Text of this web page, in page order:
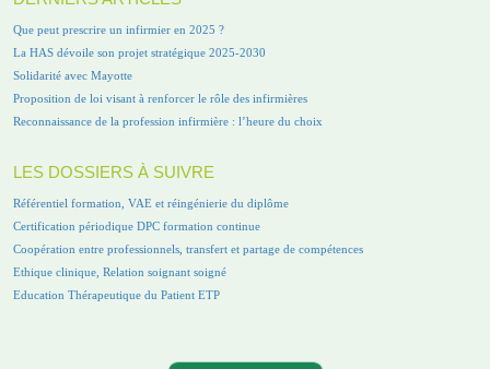
Que peut prescrire un infirmier en 2025 ?
La HAS dévoile son projet stratégique 2025-2030
Solidarité avec Mayotte
Proposition de loi visant à renforcer le rôle des infirmières
Reconnaissance de la profession infirmière : l’heure du choix
LES DOSSIERS À SUIVRE
Référentiel formation, VAE et réingénierie du diplôme
Certification périodique DPC formation continue
Coopération entre professionnels, transfert et partage de compétences
Ethique clinique, Relation soignant soigné
Education Thérapeutique du Patient ETP